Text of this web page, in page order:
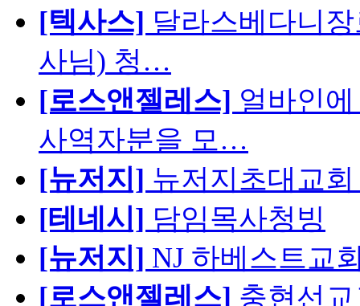
[텍사스] 달라스베다니
사님) 청…
[로스앤젤레스] 얼바인
사역자분을 모…
[뉴저지] 뉴저지초대교
[테네시] 담임목사청빙
[뉴저지] NJ 하베스트교
[로스앤젤레스] 충현선